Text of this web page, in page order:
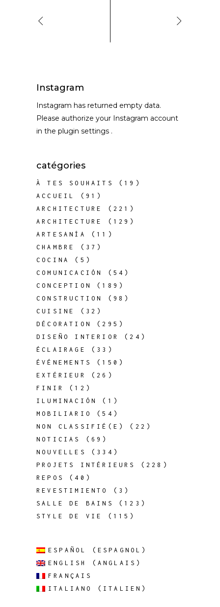
Instagram
Instagram has returned empty data.
Please authorize your Instagram account
in the plugin settings .
catégories
À TES SOUHAITS
(19)
ACCUEIL
(91)
ARCHITECTURE
(221)
ARCHITECTURE
(129)
ARTESANÍA
(11)
CHAMBRE
(37)
COCINA
(5)
COMUNICACIÓN
(54)
CONCEPTION
(189)
CONSTRUCTION
(98)
CUISINE
(32)
DÉCORATION
(295)
DISEÑO INTERIOR
(24)
ÉCLAIRAGE
(33)
ÉVÉNEMENTS
(150)
EXTÉRIEUR
(26)
FINIR
(12)
ILUMINACIÓN
(1)
MOBILIARIO
(54)
NON CLASSIFIÉ(E)
(22)
NOTICIAS
(69)
NOUVELLES
(334)
PROJETS INTÉRIEURS
(228)
REPOS
(40)
REVESTIMIENTO
(3)
SALLE DE BAINS
(123)
STYLE DE VIE
(115)
ESPAÑOL ( ESPAGNOL )
ENGLISH
( ANGLAIS )
FRANÇAIS
ITALIANO
( ITALIEN )